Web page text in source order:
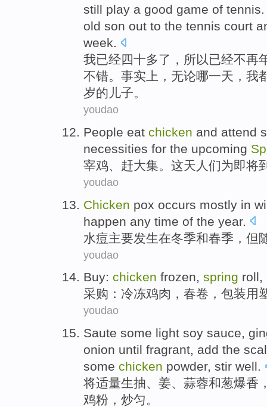
still play a good game of tennis
old son out to the tennis court
week.
我已经四十多了 ， 所以已经不再
不错。 事实上 ， 无论哪一天，我
岁的 儿子。
youdao
People eat chicken and attend
necessities for the upcoming
宰鸡、 赶大集。这天 人们为即将
youdao
Chicken pox occurs mostly in
happen any time of the year.
水痘主要发生在冬季和春季 ， 但
youdao
Buy: chicken frozen, spring roll,
采购 ： 冷冻鸡肉 ， 春卷 ， 包装用
youdao
Saute some light soy sauce,
onion until fragrant, add the
some chicken powder, stir well.
将适量生抽、 姜、 蒜蓉和葱爆香
鸡粉 ，炒匀。